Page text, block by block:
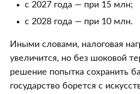
с 2027 года — при 15 млн;
с 2028 года — при 10 млн.
Иными словами, налоговая
увеличится, но без шоковой
решение попытка сохранить
государство борется с